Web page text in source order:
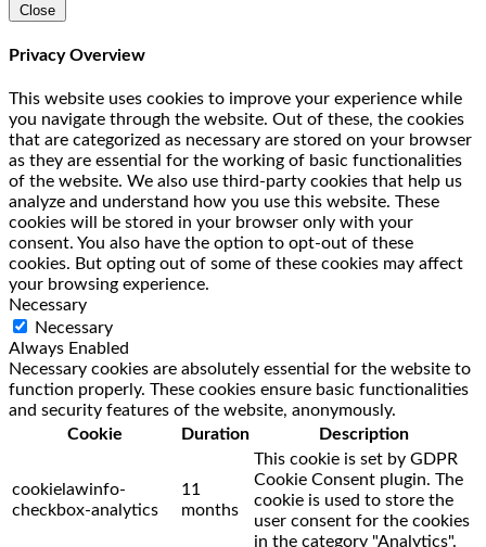
Close
Privacy Overview
This website uses cookies to improve your experience while
you navigate through the website. Out of these, the cookies
that are categorized as necessary are stored on your browser
as they are essential for the working of basic functionalities
of the website. We also use third-party cookies that help us
analyze and understand how you use this website. These
cookies will be stored in your browser only with your
consent. You also have the option to opt-out of these
cookies. But opting out of some of these cookies may affect
your browsing experience.
Necessary
Necessary
Always Enabled
Necessary cookies are absolutely essential for the website to
function properly. These cookies ensure basic functionalities
and security features of the website, anonymously.
Cookie
Duration Description
cookielawinfo-
checkbox-analytics
11
months
This cookie is set by GDPR
Cookie Consent plugin. The
cookie is used to store the
user consent for the cookies
in the category "Analytics".